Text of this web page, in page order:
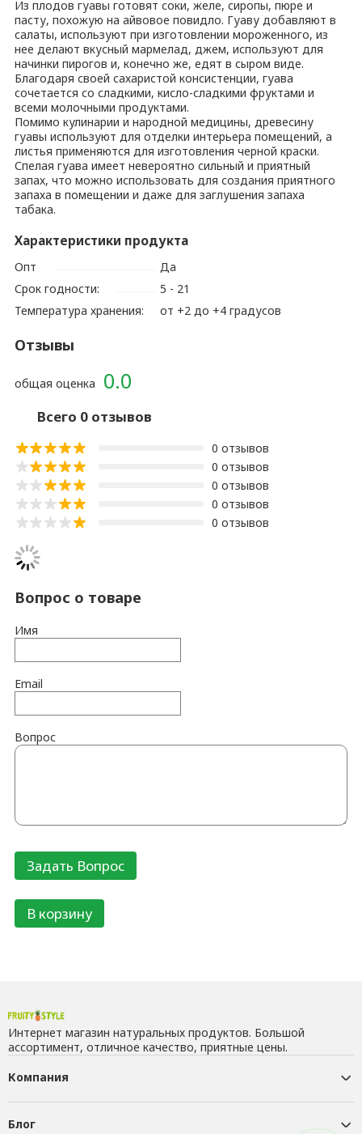
Из плодов гуавы готовят соки, желе, сиропы, пюре и
пасту, похожую на айвовое повидло. Гуаву добавляют в
салаты, используют при изготовлении мороженного, из
нее делают вкусный мармелад, джем, используют для
начинки пирогов и, конечно же, едят в сыром виде.
Благодаря своей сахаристой консистенции, гуава
сочетается со сладкими, кисло-сладкими фруктами и
всеми молочными продуктами.
Помимо кулинарии и народной медицины, древесину
гуавы используют для отделки интерьера помещений, а
листья применяются для изготовления черной краски.
Спелая гуава имеет невероятно сильный и приятный
запах, что можно использовать для создания приятного
запаха в помещении и даже для заглушения запаха
табака.
Характеристики продукта
Опт
Да
Срок годности:
5 - 21
Температура хранения:
от +2 до +4 градусов
Отзывы
0.0
общая оценка
Всего 0 отзывов
0 отзывов
0 отзывов
0 отзывов
0 отзывов
0 отзывов
Вопрос о товаре
Имя
Email
Вопрос
В корзину
Интернет магазин натуральных продуктов. Большой
ассортимент, отличное качество, приятные цены.
Компания
Блог